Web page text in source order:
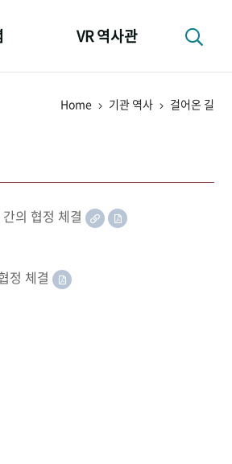
VR 역사관
Home 기관 역사 걸어온 길
의 협정 체결
정 체결